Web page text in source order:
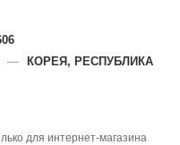
— КОРЕЯ, РЕСПУБЛИКА
для интернет-магазина